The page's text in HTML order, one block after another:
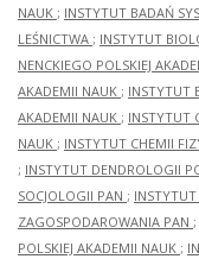
NAUK ; INSTYTUT BADAŃ
LEŚNICTWA ; INSTYTUT
NENCKIEGO POLSKIEJ
AKADEMII NAUK ; INSTYTUT
AKADEMII NAUK ; INSTYTUT
NAUK ; INSTYTUT CHEMII
; INSTYTUT DENDROLOGII
SOCJOLOGII PAN ;
ZAGOSPODAROWANIA PAN ;
POLSKIEJ AKADEMII NAUK ;